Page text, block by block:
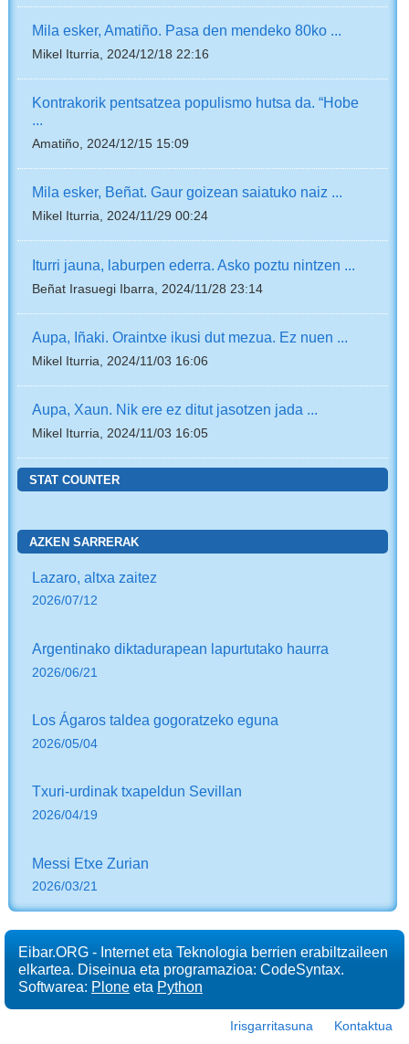
Mila esker, Amatiño. Pasa den mendeko 80ko ...
Mikel Iturria, 2024/12/18 22:16
Kontrakorik pentsatzea populismo hutsa da. “Hobe
...
Amatiño, 2024/12/15 15:09
Mila esker, Beñat. Gaur goizean saiatuko naiz ...
Mikel Iturria, 2024/11/29 00:24
Iturri jauna, laburpen ederra. Asko poztu nintzen ...
Beñat Irasuegi Ibarra, 2024/11/28 23:14
Aupa, Iñaki. Oraintxe ikusi dut mezua. Ez nuen ...
Mikel Iturria, 2024/11/03 16:06
Aupa, Xaun. Nik ere ez ditut jasotzen jada ...
Mikel Iturria, 2024/11/03 16:05
STAT COUNTER
AZKEN SARRERAK
Lazaro, altxa zaitez
2026/07/12
Argentinako diktadurapean lapurtutako haurra
2026/06/21
Los Ágaros taldea gogoratzeko eguna
2026/05/04
Txuri-urdinak txapeldun Sevillan
2026/04/19
Messi Etxe Zurian
2026/03/21
Eibar.ORG - Internet eta Teknologia berrien erabiltzaileen
elkartea. Diseinua eta programazioa: CodeSyntax.
Softwarea: Plone eta Python
Irisgarritasuna Kontaktua